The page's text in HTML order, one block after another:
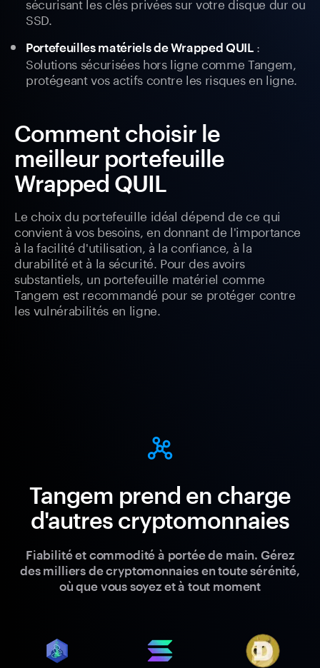
SSD.
Portefeuilles matériels de Wrapped QUIL:
Solutions sécurisées hors ligne comme Tangem,
protégeant vos actifs contre les risques en ligne.
Comment choisir le
meilleur portefeuille
Wrapped QUIL
Le choix du portefeuille idéal dépend de ce qui
convient à vos besoins, en donnant de l'importance
à la facilité d'utilisation, à la confiance, à la
durabilité et à la sécurité. Pour des avoirs
substantiels, un portefeuille matériel comme
Tangem est recommandé pour se protéger contre
les vulnérabilités en ligne.
Tangem prend en charge
d'autres cryptomonnaies
Fiabilité et commodité à portée de main. Gérez
des milliers de cryptomonnaies en toute sérénité,
où que vous soyez et à tout moment